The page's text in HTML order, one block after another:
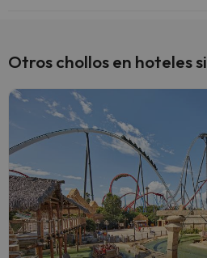
Otros chollos en hoteles